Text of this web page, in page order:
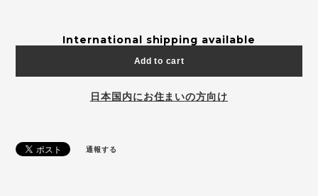
International shipping available
Add to cart
日本国内にお住まいの方向け
通報する